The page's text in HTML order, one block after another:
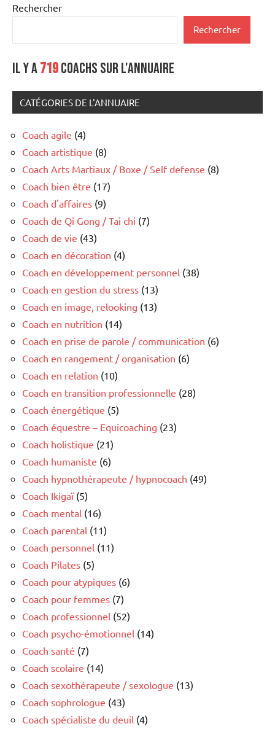
Rechercher
Rechercher
Il y a719coachs sur l'annuaire
CATÉGORIES DE L'ANNUAIRE
Coach agile (4)
Coach artistique (8)
Coach Arts Martiaux / Boxe / Self defense (8)
Coach bien être (17)
Coach d'affaires (9)
Coach de Qi Gong / Tai chi (7)
Coach de vie (43)
Coach en décoration (4)
Coach en développement personnel (38)
Coach en gestion du stress (13)
Coach en image, relooking (13)
Coach en nutrition (14)
Coach en prise de parole / communication (6)
Coach en rangement / organisation (6)
Coach en relation (10)
Coach en transition professionnelle (28)
Coach énergétique (5)
Coach équestre – Equicoaching (23)
Coach holistique (21)
Coach humaniste (6)
Coach hypnothérapeute / hypnocoach (49)
Coach Ikigaï(5)
Coach mental (16)
Coach parental (11)
Coach personnel (11)
Coach Pilates (5)
Coach pour atypiques (6)
Coach pour femmes (7)
Coach professionnel (52)
Coach psycho-émotionnel (14)
Coach santé (7)
Coach scolaire (14)
Coach sexothérapeute / sexologue (13)
Coach sophrologue (43)
Coach spécialiste du deuil (4)